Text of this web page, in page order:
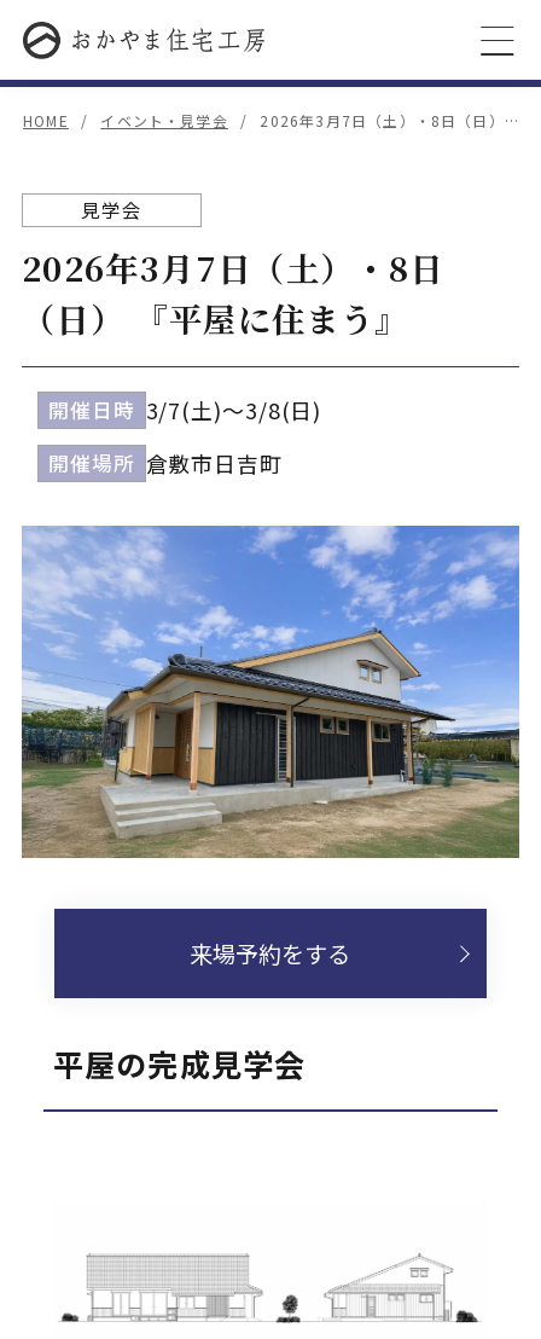
HOME イベント・見学会 2026年3月7日（土）・8日（日）…
見学会
2026年3月7日（土）・8日
（日） 『平屋に住まう』
開催日時 3/7(土)～3/8(日)
開催場所 倉敷市日吉町
来場予約をする
平屋の完成見学会